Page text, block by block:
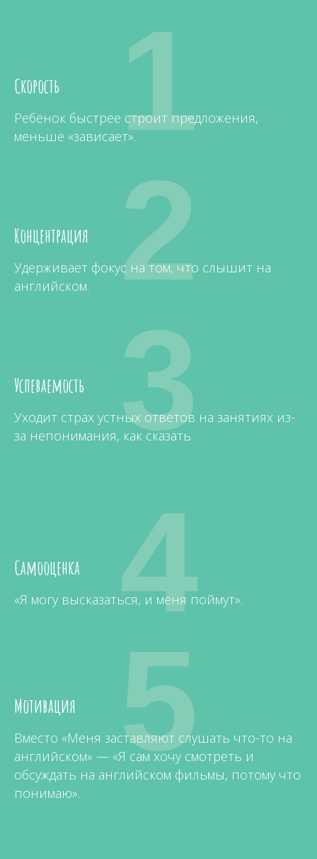
Скорость
Ребёнок быстрее строит предложения,
меньше «зависает».1
Концентрация
Удерживает фокус на том, что слышит на
английском.
2
Успеваемость
Уходит страх устных ответов на занятиях из-
за непонимания, как сказать.
3
Самооценка
«Я могу высказаться, и меня поймут».
4
Мотивация
Вместо «Меня заставляют слушать что-то на
английском» — «Я сам хочу смотреть и
обсуждать на английском фильмы, потому что
понимаю».
5